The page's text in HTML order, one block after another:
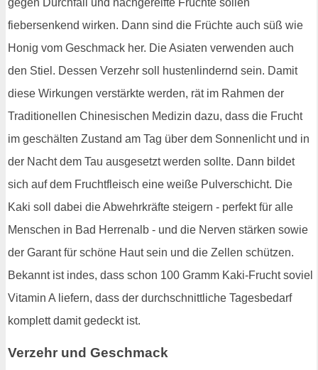
fiebersenkend wirken. Dann sind die Früchte auch süß wie
Honig vom Geschmack her. Die Asiaten verwenden auch
den Stiel. Dessen Verzehr soll hustenlindernd sein. Damit
diese Wirkungen verstärkte werden, rät im Rahmen der
Traditionellen Chinesischen Medizin dazu, dass die Frucht
im geschälten Zustand am Tag über dem Sonnenlicht und in
der Nacht dem Tau ausgesetzt werden sollte. Dann bildet
sich auf dem Fruchtfleisch eine weiße Pulverschicht. Die
Kaki soll dabei die Abwehrkräfte steigern - perfekt für alle
Menschen in Bad Herrenalb - und die Nerven stärken sowie
der Garant für schöne Haut sein und die Zellen schützen.
Bekannt ist indes, dass schon 100 Gramm Kaki-Frucht soviel
Vitamin A liefern, dass der durchschnittliche Tagesbedarf
komplett damit gedeckt ist.
Verzehr und Geschmack